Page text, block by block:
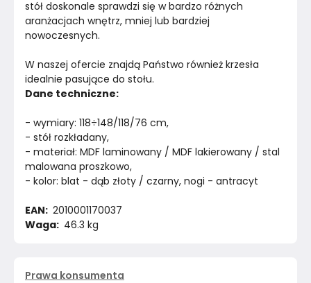
Marka
Montaż
stół doskonale sprawdzi się w bardzo różnych
aranżacjach wnętrz, mniej lub bardziej
nowoczesnych.
W naszej ofercie znajdą Państwo również krzesła
idealnie pasujące do stołu.
Dane techniczne:
- wymiary: 118÷148/118/76 cm,
- stół rozkładany,
- materiał: MDF laminowany / MDF lakierowany / stal
malowana proszkowo,
- kolor: blat - dąb złoty / czarny, nogi - antracyt
EAN: 2010001170037
Waga: 46.3 kg
Prawa konsumenta